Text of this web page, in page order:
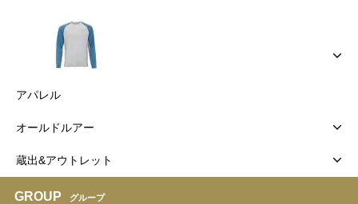
アパレル
オールドルアー
蔵出&アウトレット
GROUP グループ